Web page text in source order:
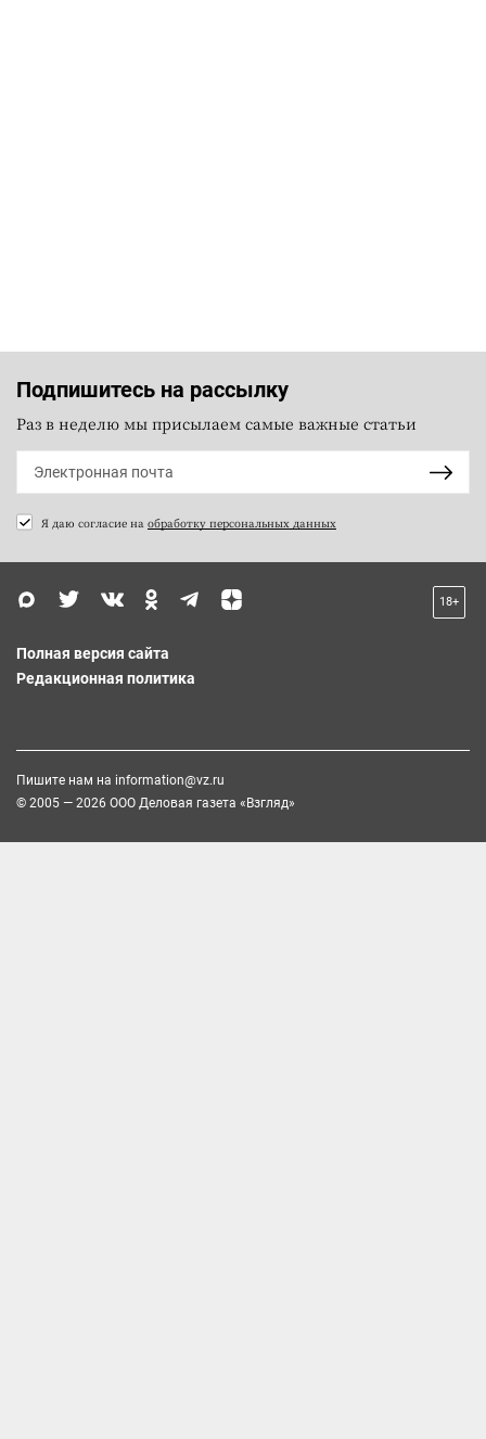
Подпишитесь на рассылку
Раз в неделю мы присылаем самые важные статьи
Я даю согласие на обработку персональных данных
18+
Полная версия сайта
Редакционная политика
Пишите нам на information@vz.ru
© 2005 — 2026 ООО Деловая газета «Взгляд»